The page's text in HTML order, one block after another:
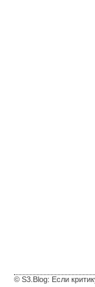
© S3.Blog: Если